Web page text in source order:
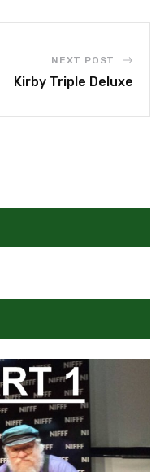
NEXT POST
Kirby Triple Deluxe